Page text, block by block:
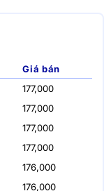
Giá bán
177,000
177,000
177,000
177,000
176,000
176,000